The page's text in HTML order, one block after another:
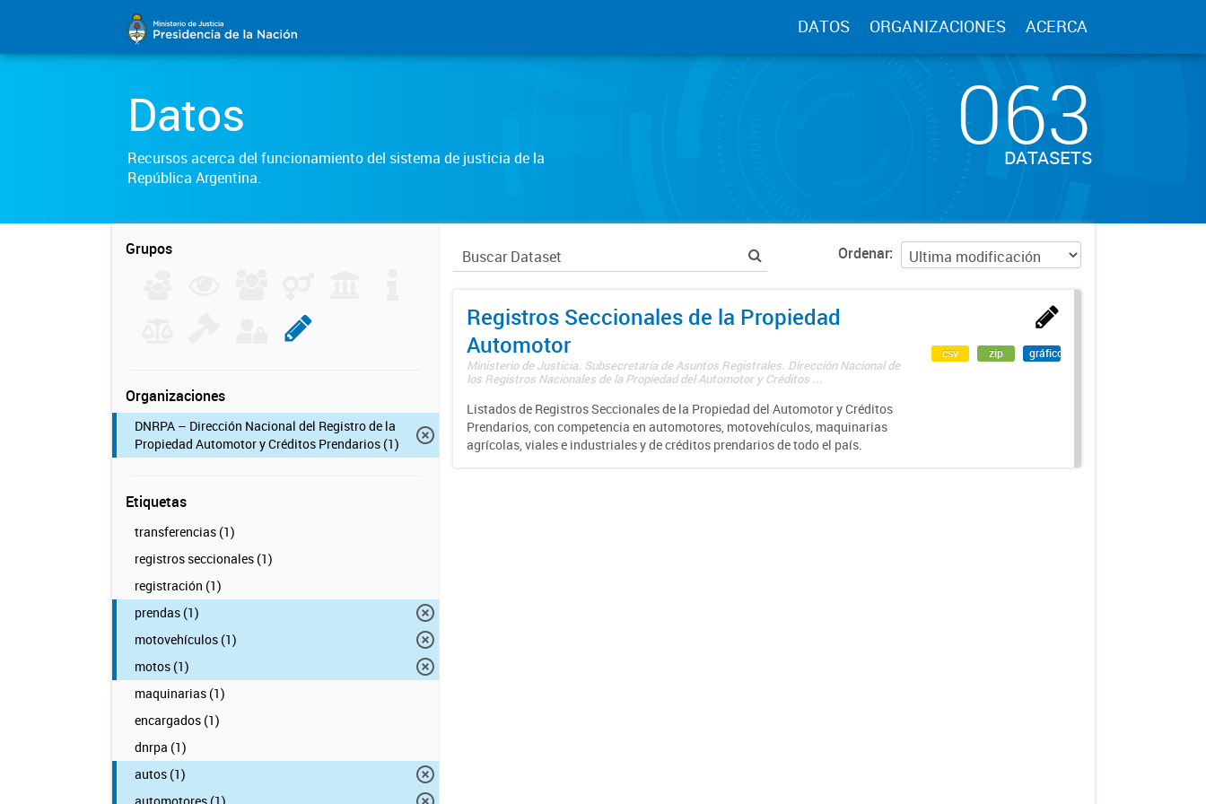
DATOS ORGANIZACIONES ACERCA
Datos
Recursos acerca del funcionamiento del sistema de justicia de la
República Argentina.
063
DATASETS
Grupos
Organizaciones
DNRPA – Dirección Nacional del Registro de la
Propiedad Automotor y Créditos Prendarios (1)
Etiquetas
transferencias (1)
registros seccionales (1)
registración (1)
prendas (1)
motovehículos (1)
motos (1)
maquinarias (1)
encargados (1)
dnrpa (1)
autos (1)
Ordenar
Registros Seccionales de la Propiedad
Automotor
Ministerio de Justicia. Subsecretaría de Asuntos Registrales. Dirección Nacional de
los Registros Nacionales de la Propiedad del Automotor y Créditos ...
Listados de Registros Seccionales de la Propiedad del Automotor y Créditos
Prendarios, con competencia en automotores, motovehículos, maquinarias
agrícolas, viales e industriales y de créditos prendarios de todo el país.
csv zip gráfico